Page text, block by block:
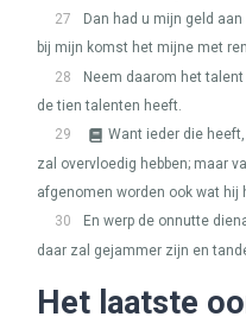
27
Dan had u mijn geld
bij mijn komst het mijne met
28
Neem daarom het
de tien talenten heeft.
29
Want ieder die heeft,
zal overvloedig hebben; maar
afgenomen worden ook wat hij
30
En werp de onnutte
daar zal gejammer zijn en
Het laatste